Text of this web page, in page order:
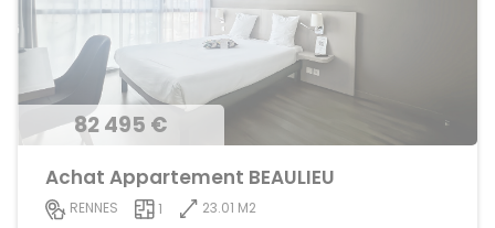
82 495 €
Achat Appartement BEAULIEU
RENNES 1
23.01 M2